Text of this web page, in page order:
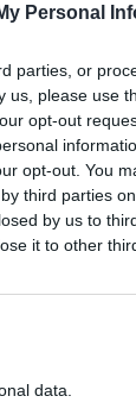
Personal
parties, or
please use
opt-out
opt-out. You
third parties
by us to
it to other
data.